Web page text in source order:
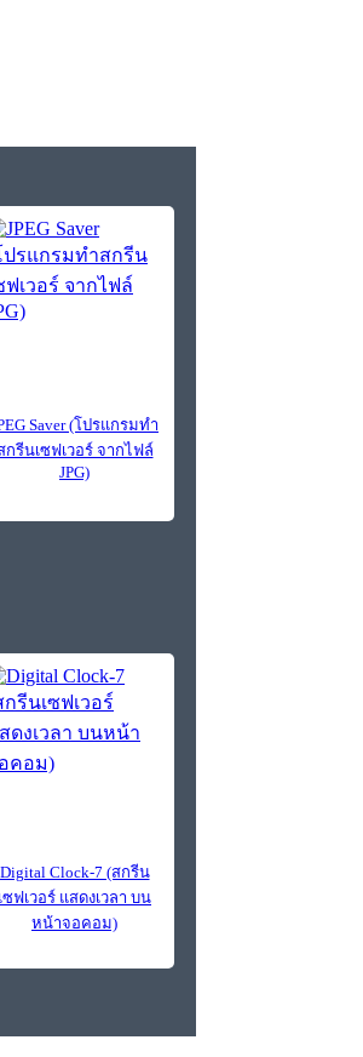
Saver (โปรแกรมทำ
กรีนเซฟเวอร์ จากไฟล์
JPG)
Digital Clock-7 (สกรีน
เซฟเวอร์ แสดงเวลา บน
หน้าจอคอม)